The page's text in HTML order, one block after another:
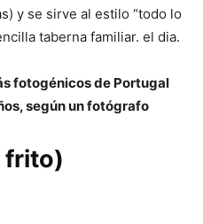
y se sirve al estilo “todo lo
taberna familiar. el dia.
fotogénicos de Portugal
según un fotógrafo
frito)